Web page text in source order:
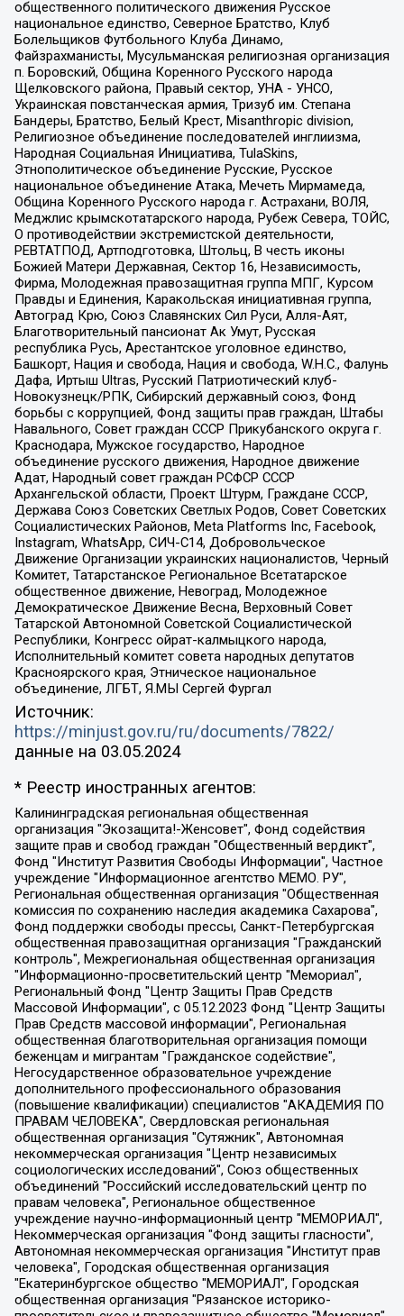
общественного политического движения Русское
национальное единство, Северное Братство, Клуб
Болельщиков Футбольного Клуба Динамо,
Файзрахманисты, Мусульманская религиозная организация
п. Боровский, Община Коренного Русского народа
Щелковского района, Правый сектор, УНА - УНСО,
Украинская повстанческая армия, Тризуб им. Степана
Бандеры, Братство, Белый Крест, Misanthropic division,
Религиозное объединение последователей инглиизма,
Народная Социальная Инициатива, TulaSkins,
Этнополитическое объединение Русские, Русское
национальное объединение Атака, Мечеть Мирмамеда,
Община Коренного Русского народа г. Астрахани, ВОЛЯ,
Меджлис крымскотатарского народа, Рубеж Севера, ТОЙС,
О противодействии экстремистской деятельности,
РЕВТАТПОД, Артподготовка, Штольц, В честь иконы
Божией Матери Державная, Сектор 16, Независимость,
Фирма, Молодежная правозащитная группа МПГ, Курсом
Правды и Единения, Каракольская инициативная группа,
Автоград Крю, Союз Славянских Сил Руси, Алля-Аят,
Благотворительный пансионат Ак Умут, Русская
республика Русь, Арестантское уголовное единство,
Башкорт, Нация и свобода, Нация и свобода, W.H.С., Фалунь
Дафа, Иртыш Ultras, Русский Патриотический клуб-
Новокузнецк/РПК, Сибирский державный союз, Фонд
борьбы с коррупцией, Фонд защиты прав граждан, Штабы
Навального, Совет граждан СССР Прикубанского округа г.
Краснодара, Мужское государство, Народное
объединение русского движения, Народное движение
Адат, Народный совет граждан РСФСР СССР
Архангельской области, Проект Штурм, Граждане СССР,
Держава Союз Советских Светлых Родов, Совет Советских
Социалистических Районов, Meta Platforms Inc, Facebook,
Instagram, WhatsApp, СИЧ-С14, Добровольческое
Движение Организации украинских националистов, Черный
Комитет, Татарстанское Региональное Всетатарское
общественное движение, Невоград, Молодежное
Демократическое Движение Весна, Верховный Совет
Татарской Автономной Советской Социалистической
Республики, Конгресс ойрат-калмыцкого народа,
Исполнительный комитет совета народных депутатов
Красноярского края, Этническое национальное
объединение, ЛГБТ, Я.МЫ Сергей Фургал
Источник:
https://minjust.gov.ru/ru/documents/7822/
данные на 03.05.2024
* Реестр иностранных агентов:
Калининградская региональная общественная организация "Экозащита!-Женсовет", Фонд содействия защите прав и свобод граждан "Общественный вердикт", Фонд "Институт Развития Свободы Информации", Частное учреждение "Информационное агентство МЕМО. РУ", Региональная общественная организация "Общественная комиссия по сохранению наследия академика Сахарова", Фонд поддержки свободы прессы, Санкт-Петербургская общественная правозащитная организация "Гражданский контроль", Межрегиональная общественная организация "Информационно-просветительский центр "Мемориал", Региональный Фонд "Центр Защиты Прав Средств Массовой Информации", с 05.12.2023 Фонд "Центр Защиты Прав Средств массовой информации", Региональная общественная благотворительная организация помощи беженцам и мигрантам "Гражданское содействие", Негосударственное образовательное учреждение дополнительного профессионального образования (повышение квалификации) специалистов "АКАДЕМИЯ ПО ПРАВАМ ЧЕЛОВЕКА", Свердловская региональная общественная организация "Сутяжник", Автономная некоммерческая организация "Центр независимых социологических исследований", Союз общественных объединений "Российский исследовательский центр по правам человека", Региональное общественное учреждение научно-информационный центр "МЕМОРИАЛ", Некоммерческая организация "Фонд защиты гласности", Автономная некоммерческая организация "Институт прав человека", Городская общественная организация "Екатеринбургское общество "МЕМОРИАЛ", Городская общественная организация "Рязанское историко-просветительское и правозащитное общество "Мемориал" (Рязанский Мемориал), Челябинский региональный орган общественной самодеятельности – женское общественное объединение "Женщины Евразии", Челябинский региональный орган общественной самодеятельности "Уральская правозащитная группа", Фонд содействия защите здоровья и социальной справедливости имени Андрея Рылькова, Автономная Некоммерческая Организация "Аналитический Центр Юрия Левады", Автономная некоммерческая организация социальной поддержки населения "Проект Апрель", Региональная общественная организация помощи женщинам и детям, находящимся в кризисной ситуации "Информационно-методический центр "Анна", Фонд содействия развитию массовых коммуникаций и правовому просвещению "Так-так-Так", Фонд содействия устойчивому развитию "Серебряная тайга", Свердловский региональный общественный фонд социальных проектов "Новое время", "Idel.Реалии", Кавказ.Реалии, Крым.Реалии, Телеканал Настоящее Время, Татаро-башкирская служба Радио Свобода (Azatliq Radiosi), Радио Свободная Европа/Радио Свобода (PCE/PC), "Сибирь.Реалии", "Фактограф", Благотворительный фонд помощи осужденным и их семьям, Автономная некоммерческая организация "Институт глобализации и социальных движений", Фонд "В защиту прав заключенных", Частное учреждение "Центр поддержки и содействия развитию средств массовой информации", Пензенский региональный общественный благотворительный фонд "Гражданский союз", "Север.Реалии", Некоммерческая организация Фонд "Правовая инициатива", Общество с ограниченной ответственностью "Радио Свободная Европа/Радио Свобода", Чешское информационное агентство "MEDIUM-ORIENT", Красноярская региональная общественная организация "Мы против СПИДа", Камалягин Денис Николаевич, Маркелов Сергей Евгеньевич, Пономарев Лев Александрович, Савицкая Людмила Алексеевна, Автономная некоммерческая организация "Центр по работе с проблемой насилия "НАСИЛИЮ.НЕТ", Межрегиональный профессиональный союз работников здравоохранения "Альянс врачей", Юридическое лицо, зарегистрированное в Латвийской Республике, SIA "Medusa Project" (регистрационный номер 40103797863, дата регистрации 10.06.2014), Некоммерческая организация "Фонд по борьбе с коррупцией", Автономная некоммерческая организация "Институт права и публичной политики", Баданин Роман Сергеевич, Гликин Максим Александрович, Железнова Мария Михайловна, Лукьянова Юлия Сергеевна, Маетная Елизавета Витальевна, Маняхин Петр Борисович, Чуракова Ольга Владимировна, Ярош Юлия Петровна, Юридическое лицо "The Insider SIA", зарегистрированное в Риге, Латвийская Республика (дата регистрации 26.06.2015), являющееся администратором доменного имени интернет-издания "The Insider SIA", https://theins.ru, Постернак Алексей Евгеньевич, Рубин Михаил Аркадьевич, Анин Роман Александрович, Юридическое лицо Istories fonds, зарегистрированное в Латвийской Республике (регистрационный номер 50008295751, дата регистрации 24.02.2020), Великовский Дмитрий Александрович, Долинина Ирина Николаевна, Мароховская Алеся Алексеевна, Шлейнов Роман Юрьевич, Шмагун Олеся Валентиновна, Общество с ограниченной ответственностью "Альтаир 2021", Общество с ограниченной ответственностью "Вега 2021", Общество с ограниченной ответственностью "Главный редактор 2021", Общество с ограниченной ответственностью "Ромашки монолит", Важенков Артем Валерьевич, Ивановская областная общественная организация "Центр гендерных исследований", Гурман Юрий Альбертович, Медиапроект "ОВД-Инфо", Егоров Владимир Владимирович, Жилинский Владимир Александрович, Общество с ограниченной ответственностью "ЗП", Иванова София Юрьевна, Карезина Инна Павловна, Кильтау Екатерина Викторовна, Петров Алексей Викторович, Пискунов Сергей Евгеньевич, Смирнов Сергей Сергеевич, Тихонов Михаил Сергеевич, Общество с ограниченной ответственностью "ЖУРНАЛИСТ-ИНОСТРАННЫЙ АГЕНТ", Арапова Галина Юрьевна, Вольтская Татьяна Анатольевна, Американская компания "Mason G.E.S. Anonymous Foundation" (США), являющаяся владельцем интернет-издания https://mnews.world/, Компания "Stichting Bellingcat", зарегистрированная в Нидерландах (дата регистрации 11.07.2018), Захаров Андрей Вячеславович, Клепиковская Екатерина Дмитриевна, Общество с ограниченной ответственностью "МЕМО", Перл Роман Александрович, Симонов Евгений Алексеевич, Соловьева Елена Анатольевна, Сотников Даниил Владимирович, Сурначева Елизавета Дмитриевна, Автономная некоммерческая организация по защите прав человека и информированию населения "Якутия – Наше Мнение", Общество с ограниченной ответственностью "Москоу диджитал медиа", с 26.01.2023 Общество с ограниченной ответственностью "Чайка Белые сады", Ветошкина Валерия Валерьевна, Заговора Максим Александрович, Межрегиональное общественное движение "Российская ЛГБТ - сеть", Оленичев Максим Владимирович, Павлов Иван Юрьевич, Скворцова Елена Сергеевна, Общество с ограниченной ответственностью "Как бы инагент", Кочетков Игорь Викторович, Общество с ограниченной ответственностью "Честные выборы", Еланчик Олег Александрович, Общество с ограниченной ответственностью "Нобелевский призыв", Гималова Регина Эмилевна, Григорьев Андрей Валерьевич, Григорьева Алина Александровна, Ассоциация по содействию защите прав призывников, альтернативнослужащих и военнослужащих "Правозащитная группа "Гражданин.Армия.Право", Хисамова Регина Фаритовна, Автономная некоммерческая организация по реализации социально-правовых программ "Лилит", Дальневосточное общественное движение "Маяк", Санкт-Петербургская ЛГБТ-инициативная группа "Выход", Инициативная группа ЛГБТ+ "Реверс", Алексеев Андрей Викторович, Бекбулатова Таисия Львовна, Беляев Иван Михайлович, Владыкина Елена Сергеевна, Гельман Марат Александрович, Никульшина Вероника Юрьевна, Толоконникова Надежда Андреевна, Шендерович Виктор Анатольевич, Общество с ограниченной ответственностью "Данное сообщение", Общество с ограниченной ответственностью Издательский дом "Новая глава", Айнбиндер Александра Александровна, Московский комьюнити-центр для ЛГБТ+инициатив, Благотворительный фонд развития филантропии, Deutsche Welle (Германия, Kurt-Schumacher-Strasse 3, 53113 Bonn), Борзунова Мария Михайловна, Воробьев Виктор Викторович, Голубева Анна Львовна, Константинова Алла Михайловна, Малкова Ирина Владимировна, Мурадов Мурад Абдулгалимович, Осетинская Елизавета Николаевна, Понасенков Евгений Николаевич, Ганапольский Матвей Юрьевич, Киселев Евгений Алексеевич, Борухович Ирина Григорьевна, Дремин Иван Тимофеевич, Дубровский Дмитрий Викторович, Красноярская региональная общественная организация поддержки и развития альтернативных образовательных технологий и межкультурных коммуникаций "ИНТЕРРА", Маяковская Екатерина Алексеевна, Фейгин Марк Захарович, Филимонов Андрей Викторович, Дзугкоева Регина Николаевна, Доброхотов Роман Александрович, Дудь Юрий Александрович, Елкин Сергей Владимирович, Кругликов Кирилл Игоревич, Сабунаева Мария Леонидовна, Семенов Алексей Владимирович, Шаинян Карен Багратович, Шульман Екатерина Михайловна, Асафьев Артур Валерьевич, Вахштайн Виктор Семенович, Венедиктов Алексей Алексеевич, Лушникова Екатерина Евгеньевна, Волков Леонид Михайлович, Невзоров Александр Глебович, Пархоменко Сергей Борисович, Сироткин Ярослав Николаевич, Кара-Мурза Владимир Владимирович, Баранова Наталья Владимировна, Гозман Леонид Яковлевич, Кагарлицкий Борис Юльевич, Климарев Михаил Валерьевич, Милов Владимир Станиславович, Автономная некоммерческая организация Краснодарский центр современного искусства "Типография", Моргенштерн Алишер Тагирович, Соболь Любовь Эдуардовна, Общество с ограниченной ответственностью "ЛИЗА НОРМ", Каспаров Гарри Кимович, Ходорковский Михаил Борисович, Общество с ограниченной ответственностью "Апрельские тезисы", Данилович Ирина Брониславовна, Кашин Олег Владимирович, Петров Николай Владимирович, Пивоваров Алексей Владимирович, Соколов Михаил Владимирович, Цветкова Юлия Владимировна, Чичваркин Евгений Александрович, Комитет против пыток/Команда против пыток, Общество с ограниченной ответственностью "Первый научный", Общество с ограниченной ответственностью "Вертолет и ко", Белоцерковская Вероника Борисовна, Кац Максим Евгеньевич, Лазарева Татьяна Юрьевна, Шаведдинов Руслан Табризович, Яшин Илья Валерьевич, Общество с ограниченной ответственностью "Иноагент ААВ", Алешковский Дмитрий Петрович, Альбац Евгения Марковна, Быков Дмитрий Львович, Галямина Юлия Евгеньевна, Лойко Сергей Леонидович, Мартынов Кирилл Константинович, Медведев Сергей Александрович, Крашенинников Федор Геннадиевич, Гордеева Катерина Вл